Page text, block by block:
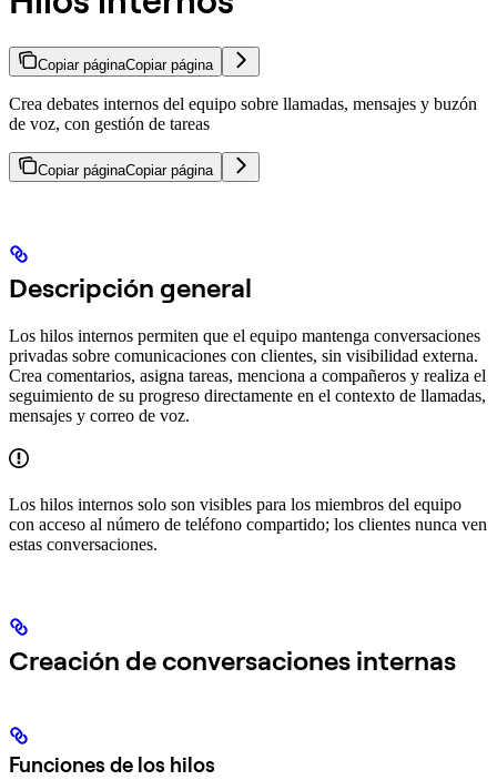
Copiar páginaCopiar página
Crea debates internos del equipo sobre llamadas, mensajes y buzón
de voz, con gestión de tareas
Copiar páginaCopiar página
Descripción general
Los hilos internos permiten que el equipo mantenga conversaciones
privadas sobre comunicaciones con clientes, sin visibilidad externa.
Crea comentarios, asigna tareas, menciona a compañeros y realiza el
seguimiento de su progreso directamente en el contexto de llamadas,
mensajes y correo de voz.
Los hilos internos solo son visibles para los miembros del equipo
con acceso al número de teléfono compartido; los clientes nunca ven
estas conversaciones.
Creación de conversaciones internas
Funciones de los hilos